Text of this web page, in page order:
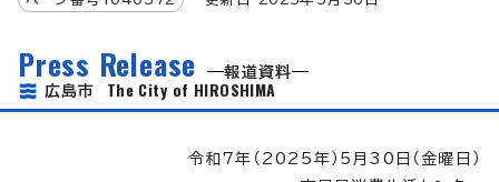
Press Release
報道資料
広島市 The City of HIROSHIMA
令和7年（2025年）5月30日（金曜日）